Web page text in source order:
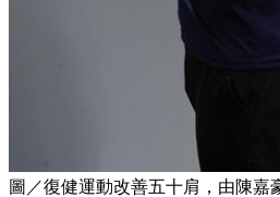
圖／復健運動改善五十肩，由陳嘉